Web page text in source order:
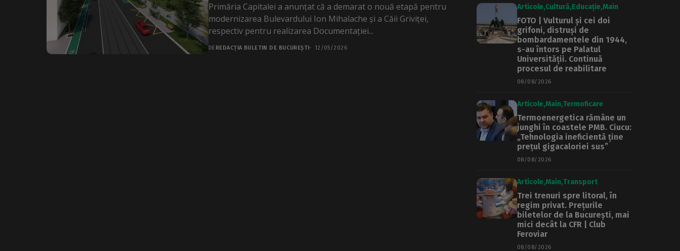
Primăria Capitalei a anunțat că a demarat o nouă etapă pentru
modernizarea Bulevardului Ion Mihalache și a Căii Griviței,
respectiv pentru realizarea Documentației...
DE REDACȚIA BULETIN DE BUCUREȘTI 12/05/2026
Articole Cultură Educație Main
FOTO | Vulturul și cei doi
grifoni, distruși de
bombardamentele din 1944,
s-au întors pe Palatul
Universității. Continuă
procesul de reabilitare
08/08/2026
Articole Main Termoficare
Termoenergetica rămâne un
junghi în coastele PMB. Ciucu:
„Tehnologia ineficientă ține
prețul gigacaloriei sus”
08/08/2026
Articole Main Transport
Trei trenuri spre litoral, în
regim privat. Prețurile
biletelor de la București, mai
mici decât la CFR | Club
Feroviar
08/08/2026